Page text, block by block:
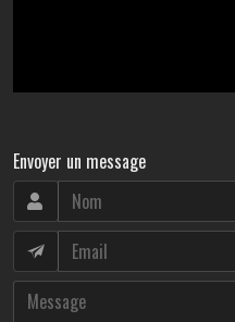
Envoyer un message